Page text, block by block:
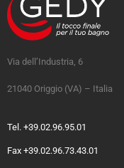
Via dell’Industria, 6
21040 Origgio (VA) – Italia
Tel. +39.02.96.95.01
Fax +39.02.96.73.43.01